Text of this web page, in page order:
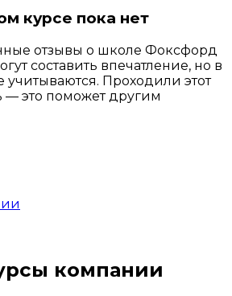
курсе пока нет
отзывы о школе Фоксфорд
составить впечатление, но в
учитываются. Проходили этот
— это поможет другим
компании